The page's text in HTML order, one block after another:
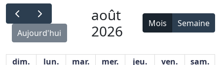
Aujourd'hui
août
2026
Mois Semaine
dim. lun. mar. mer. jeu. ven. sam.